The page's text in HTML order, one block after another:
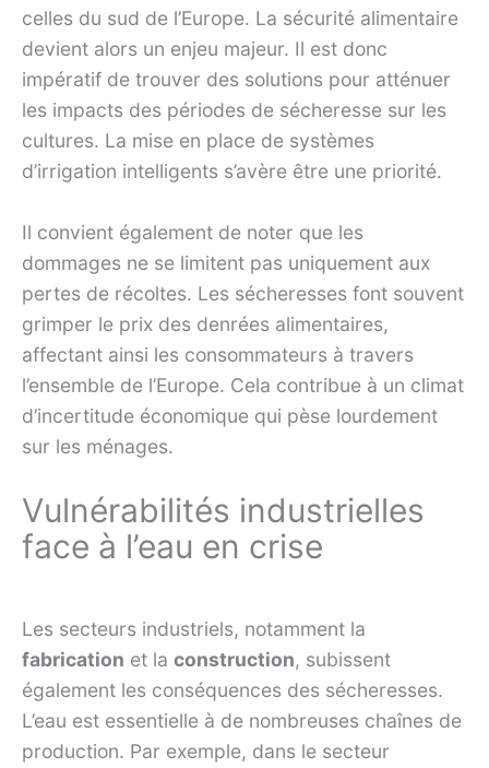
celles du sud de l’Europe. La sécurité alimentaire
devient alors un enjeu majeur. Il est donc
impératif de trouver des solutions pour atténuer
les impacts des périodes de sécheresse sur les
cultures. La mise en place de systèmes
d’irrigation intelligents s’avère être une priorité.
Il convient également de noter que les
dommages ne se limitent pas uniquement aux
pertes de récoltes. Les sécheresses font souvent
grimper le prix des denrées alimentaires,
affectant ainsi les consommateurs à travers
l’ensemble de l’Europe. Cela contribue à un climat
d’incertitude économique qui pèse lourdement
sur les ménages.
Vulnérabilités industrielles
face à l’eau en crise
Les secteurs industriels, notamment la
fabrication et la construction, subissent
également les conséquences des sécheresses.
L’eau est essentielle à de nombreuses chaînes de
production. Par exemple, dans le secteur